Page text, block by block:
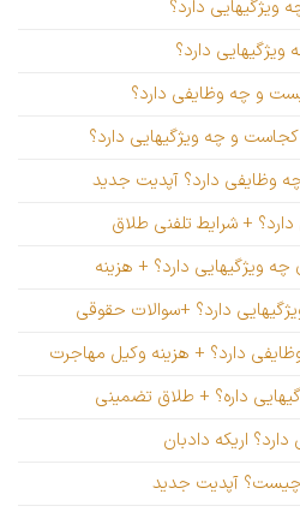
دارد؟
دارد؟
و چه وظایفی دارد؟
و چه ویژگیهایی دارد؟
وظایفی دارد؟ آپدیت جدید
+ شرایط تلفنی طلاق
ویژگیهایی دارد؟ + هزینه
دارد؟ +سوالات حقوقی
دارد؟ + هزینه وکیل مهاجرت
داره؟ + طلاق تضمینی
اریکه دادبان